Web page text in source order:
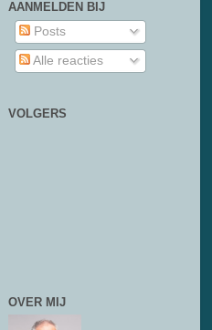
AANMELDEN BIJ
Posts
Alle reacties
VOLGERS
OVER MIJ